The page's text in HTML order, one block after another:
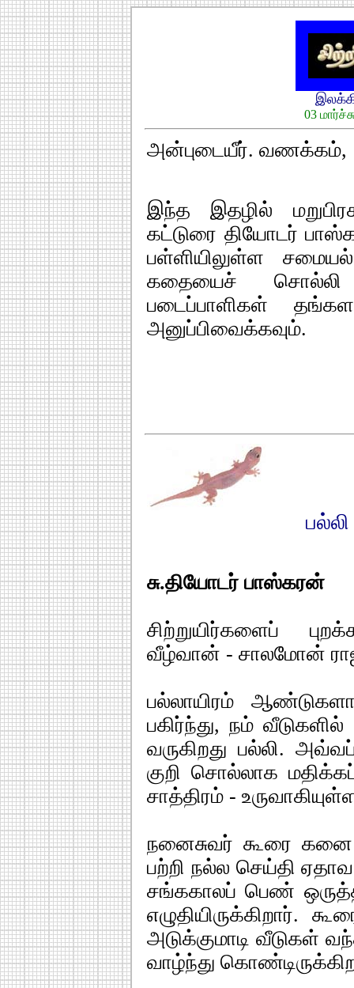
03
அன்புடையீர். வணக்கம்,
இந்த இதழில்
கட்டுரை தியோடர்
பள்ளியிலுள்ள
கதையைச் சொல்லி
படைப்பாளிகள்
அனுப்பிவைக்கவும்.
சு.தியோடர் பாஸ்கரன்
சிற்றுயிர்களைப்
வீழ்வான் - சாலமோன்
பல்லாயிரம்
பகிர்ந்து, நம்
வருகிறது பல்லி.
குறி சொல்லாக
சாத்திரம் -
நனைசுவர் கூரை
பற்றி நல்ல செய்தி
சங்ககாலப் பெண்
எழுதியிருக்கிறார்.
அடுக்குமாடி வீடுகள்
வாழ்ந்து